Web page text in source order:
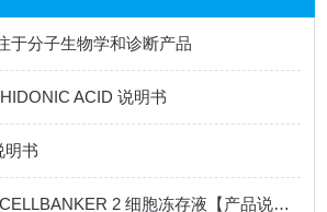
分子生物学和诊断产品
ACID 说明书
明书
amsbio●11914●CELLBANKER 2 细胞冻存液【产品说明书】